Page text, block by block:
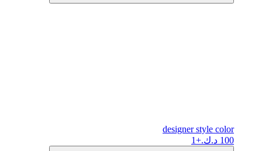
designerstyle color
100 د.ك.
+1